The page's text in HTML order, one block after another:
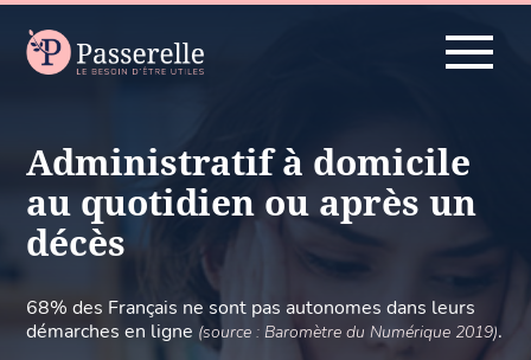
Administratif à domicile
au quotidien ou après un
décès
68% des Français ne sont pas autonomes dans leurs
démarches en ligne (source : Baromètre du Numérique 2019).